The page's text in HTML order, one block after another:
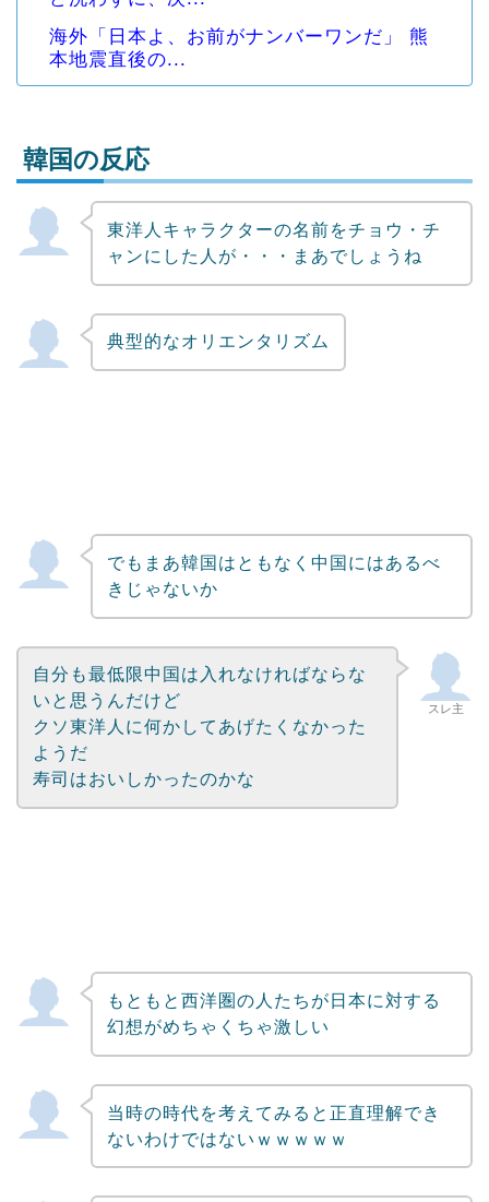
海外「日本よ、お前がナンバーワンだ」 熊
本地震直後の...
Powered by livedoor 相互RSS
韓国の反応
東洋人キャラクターの名前をチョウ・チ
ャンにした人が・・・まあでしょうね
典型的なオリエンタリズム
でもまあ韓国はともなく中国にはあるべ
きじゃないか
スレ主
自分も最低限中国は入れなければならな
いと思うんだけど
クソ東洋人に何かしてあげたくなかった
ようだ
寿司はおいしかったのかな
もともと西洋圏の人たちが日本に対する
幻想がめちゃくちゃ激しい
当時の時代を考えてみると正直理解でき
ないわけではないｗｗｗｗｗ